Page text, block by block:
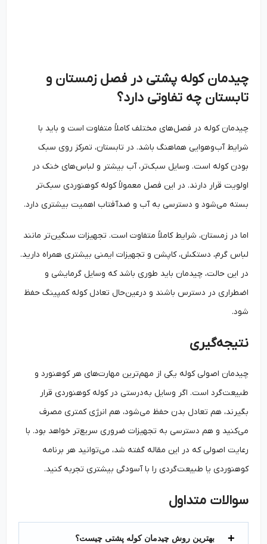
چیدمان کوله پشتی در فصل زمستان و
تابستان چه تفاوتی دارد؟
چیدمان کوله در فصل‌های مختلف کاملاً متفاوت است و باید با
شرایط آب‌وهوایی هماهنگ باشد. در تابستان، تمرکز روی سبک
بودن کوله است. وسایل سبک‌تر، آب بیشتر و لباس‌های خنک در
اولویت قرار دارند. در این فصل معمولاً کوله کوهنوردی سبک‌تر
بسته می‌شود و دسترسی به آب و ضدآفتاب اهمیت بیشتری دارد.
اما در زمستان، شرایط کاملاً متفاوت است. تجهیزات سنگین‌تر مانند
لباس گرم، دستکش، کاپشن و تجهیزات ایمنی بیشتری همراه دارید.
در این حالت، چیدمان باید طوری باشد که وسایل گرمایشی و
اضطراری در دسترس باشند و درعین‌حال تعادل کوله کمپینگ حفظ
نتیجه‌گیری
چیدمان اصولی کوله یکی از مهم‌ترین مهارت‌های هر کوهنورد و
طبیعت‌گرد است. اگر وسایل به‌درستی در کوله کوهنوردی قرار
بگیرند، هم تعادل بدن حفظ می‌شود، هم انرژی کمتری مصرف
می‌کنید و هم دسترسی به تجهیزات ضروری سریع‌تر خواهد بود. با
رعایت اصولی که در این مقاله گفته شد، می‌توانید هر برنامه
کوهنوردی یا طبیعت‌گردی را با آسودگی بیشتری تجربه کنید.
سوالات متداول
بهترین روش چیدمان کوله پشتی چیست؟